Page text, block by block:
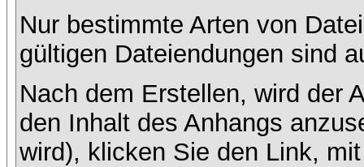
Nur bestimmte Arten von
gültigen Dateiendungen sind
Nach dem Erstellen, wird der
den Inhalt des Anhangs
wird), klicken Sie den Link,